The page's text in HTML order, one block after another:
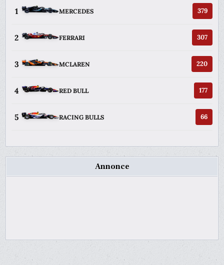
1 MERCEDES 379
2 FERRARI 307
3 MCLAREN 220
4 RED BULL 177
5 RACING BULLS 66
Annonce